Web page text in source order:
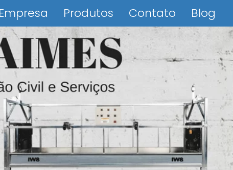
Empresa Produtos Contato Blog